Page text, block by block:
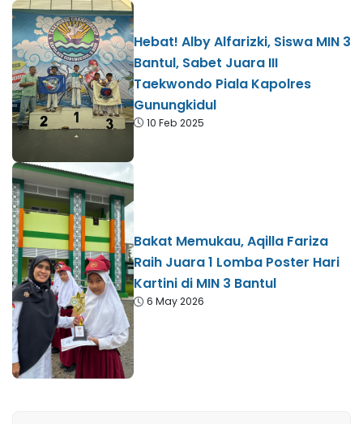
Hebat! Alby Alfarizki, Siswa MIN 3
Bantul, Sabet Juara III
Taekwondo Piala Kapolres
Gunungkidul
10 Feb 2025
Bakat Memukau, Aqilla Fariza
Raih Juara 1 Lomba Poster Hari
Kartini di MIN 3 Bantul
6 May 2026